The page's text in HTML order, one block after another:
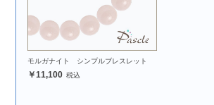
モルガナイト シンプルブレスレット
11,100